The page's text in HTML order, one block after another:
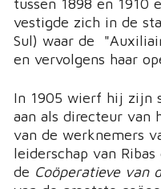
vestigde zich in de
Sul) waar de
en vervolgens haar
In 1905 wierf hij zijn
aan als directeur van
van de werknemers
leiderschap van
de Coöperatieve van